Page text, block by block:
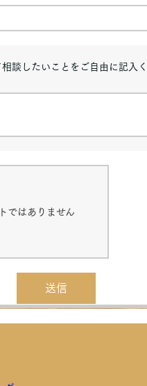
談したいことをご自由に記入
ではありません
送信